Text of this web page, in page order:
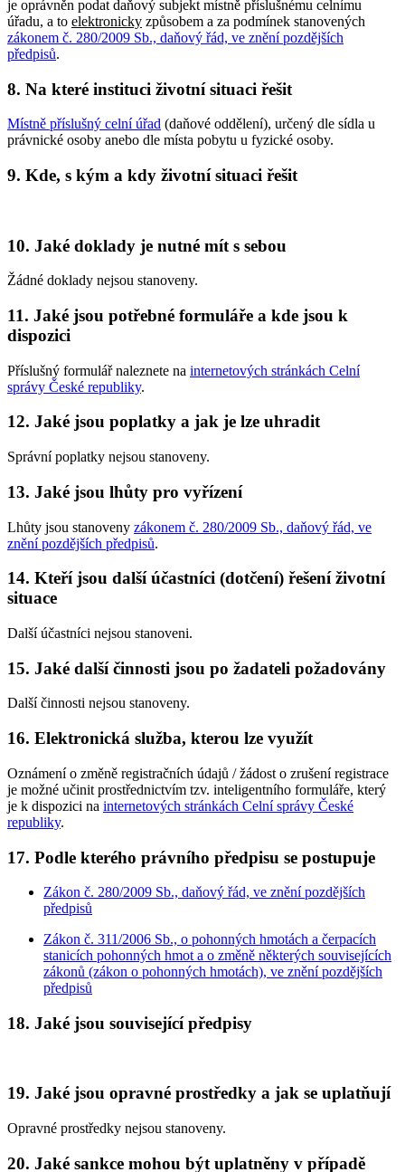
je oprávněn podat daňový subjekt místně příslušnému celnímu
úřadu, a to elektronicky způsobem a za podmínek stanovených
zákonem č. 280/2009 Sb., daňový řád, ve znění pozdějších
předpisů.
8. Na které instituci životní situaci řešit
Místně příslušný celní úřad (daňové oddělení), určený dle sídla u
právnické osoby anebo dle místa pobytu u fyzické osoby.
9. Kde, s kým a kdy životní situaci řešit
10. Jaké doklady je nutné mít s sebou
Žádné doklady nejsou stanoveny.
11. Jaké jsou potřebné formuláře a kde jsou k
dispozici
Příslušný formulář naleznete na internetových stránkách Celní
správy České republiky.
12. Jaké jsou poplatky a jak je lze uhradit
Správní poplatky nejsou stanoveny.
13. Jaké jsou lhůty pro vyřízení
Lhůty jsou stanoveny zákonem č. 280/2009 Sb., daňový řád, ve
znění pozdějších předpisů.
14. Kteří jsou další účastníci (dotčení) řešení životní
situace
Další účastníci nejsou stanoveni.
15. Jaké další činnosti jsou po žadateli požadovány
Další činnosti nejsou stanoveny.
16. Elektronická služba, kterou lze využít
Oznámení o změně registračních údajů / žádost o zrušení registrace
je možné učinit prostřednictvím tzv. inteligentního formuláře, který
je k dispozici na internetových stránkách Celní správy České
republiky.
17. Podle kterého právního předpisu se postupuje
Zákon č. 280/2009 Sb., daňový řád, ve znění pozdějších
předpisů
Zákon č. 311/2006 Sb., o pohonných hmotách a čerpacích
stanicích pohonných hmot a o změně některých souvisejících
zákonů (zákon o pohonných hmotách), ve znění pozdějších
předpisů
18. Jaké jsou související předpisy
19. Jaké jsou opravné prostředky a jak se uplatňují
Opravné prostředky nejsou stanoveny.
20. Jaké sankce mohou být uplatněny v případě